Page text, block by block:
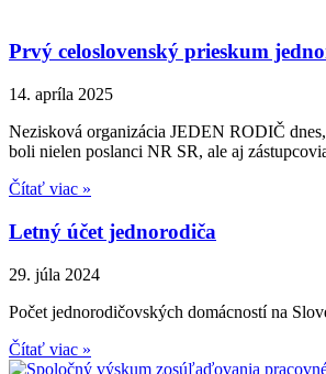
Prvý celoslovenský prieskum
14. apríla 2025
Nezisková organizácia JEDEN RODIČ
boli nielen poslanci NR SR, ale aj
Čítať viac »
Letný účet jednorodiča
29. júla 2024
Počet jednorodičovských domácností na
Čítať viac »